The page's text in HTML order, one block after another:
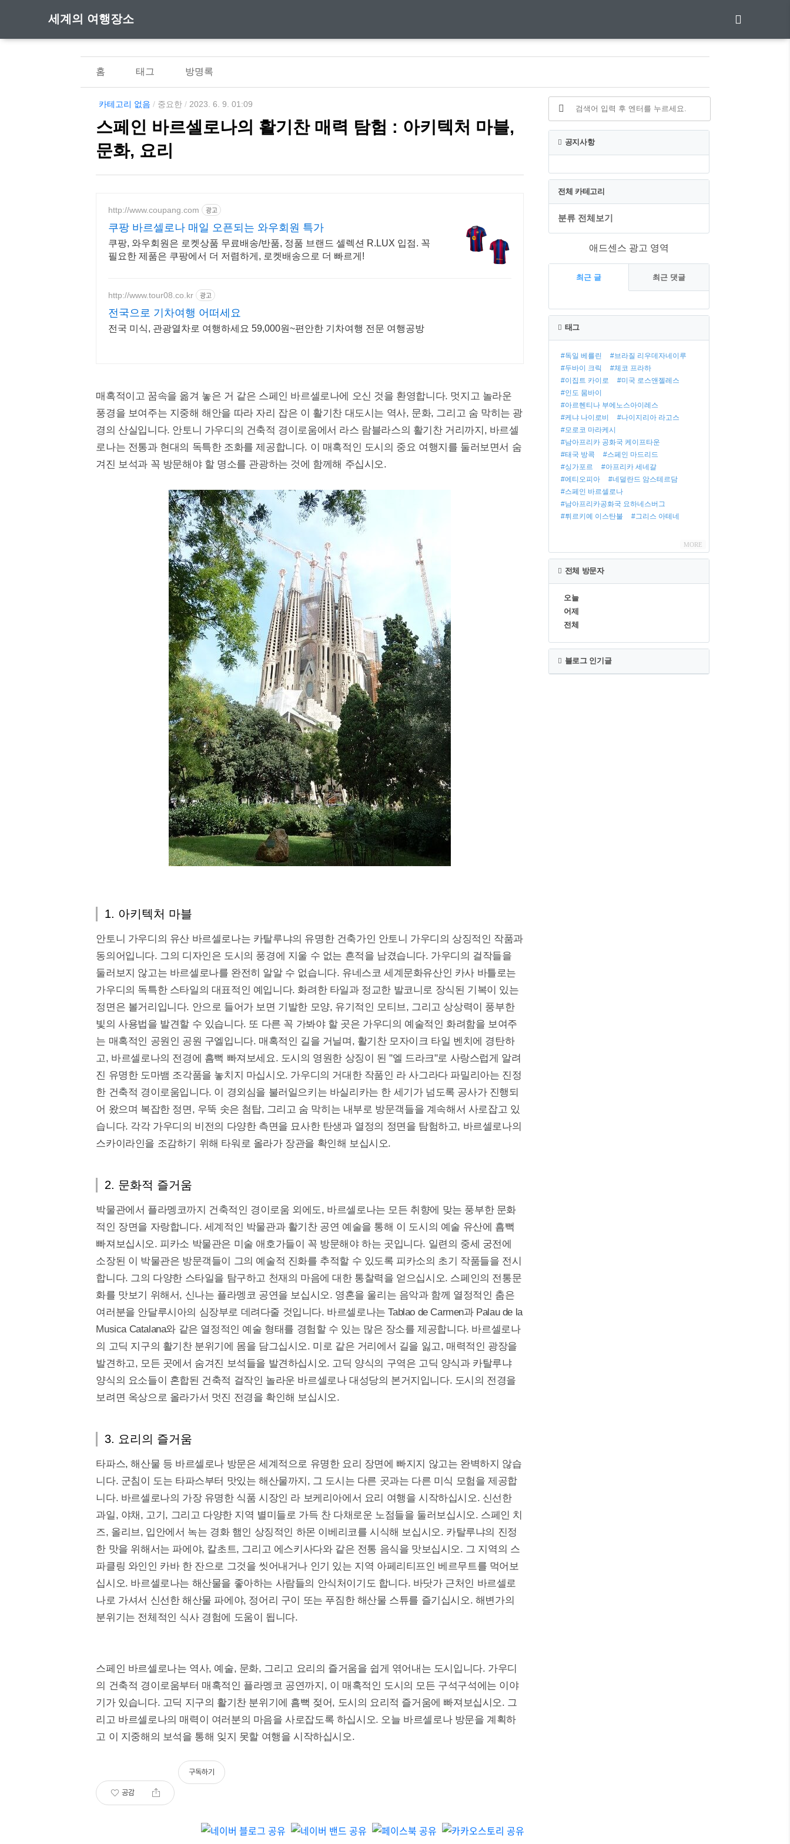
세계의 여행장소
홈 태그 방명록
카테고리 없음 / 중요한 / 2023. 6. 9. 01:09
스페인 바르셀로나의 활기찬 매력 탐험 : 아키텍처 마블,
문화, 요리
http://www.coupang.com 광고
쿠팡 바르셀로나 매일 오픈되는 와우회원 특가
쿠팡, 와우회원은 로켓상품 무료배송/반품, 정품 브랜드 셀렉션 R.LUX 입점. 꼭
필요한 제품은 쿠팡에서 더 저렴하게, 로켓배송으로 더 빠르게!
http://www.tour08.co.kr 광고
전국으로 기차여행 어떠세요
전국 미식, 관광열차로 여행하세요 59,000원~편안한 기차여행 전문 여행공방
매혹적이고 꿈속을 옮겨 놓은 거 같은 스페인 바르셀로나에 오신 것을 환영합니다. 멋지고 놀라운
풍경을 보여주는 지중해 해안을 따라 자리 잡은 이 활기찬 대도시는 역사, 문화, 그리고 숨 막히는 광
경의 산실입니다. 안토니 가우디의 건축적 경이로움에서 라스 람블라스의 활기찬 거리까지, 바르셀
로나는 전통과 현대의 독특한 조화를 제공합니다. 이 매혹적인 도시의 중요 여행지를 둘러보면서 숨
겨진 보석과 꼭 방문해야 할 명소를 관광하는 것에 함께해 주십시오.
1. 아키텍처 마블
안토니 가우디의 유산 바르셀로나는 카탈루냐의 유명한 건축가인 안토니 가우디의 상징적인 작품과
동의어입니다. 그의 디자인은 도시의 풍경에 지울 수 없는 흔적을 남겼습니다. 가우디의 걸작들을
둘러보지 않고는 바르셀로나를 완전히 알알 수 없습니다. 유네스코 세계문화유산인 카사 바틀로는
가우디의 독특한 스타일의 대표적인 예입니다. 화려한 타일과 정교한 발코니로 장식된 기복이 있는
정면은 볼거리입니다. 안으로 들어가 보면 기발한 모양, 유기적인 모티브, 그리고 상상력이 풍부한
빛의 사용법을 발견할 수 있습니다. 또 다른 꼭 가봐야 할 곳은 가우디의 예술적인 화려함을 보여주
는 매혹적인 공원인 공원 구엘입니다. 매혹적인 길을 거닐며, 활기찬 모자이크 타일 벤치에 경탄하
고, 바르셀로나의 전경에 흠뻑 빠져보세요. 도시의 영원한 상징이 된 "엘 드라크"로 사랑스럽게 알려
진 유명한 도마뱀 조각품을 놓치지 마십시오. 가우디의 거대한 작품인 라 사그라다 파밀리아는 진정
한 건축적 경이로움입니다. 이 경외심을 불러일으키는 바실리카는 한 세기가 넘도록 공사가 진행되
어 왔으며 복잡한 정면, 우뚝 솟은 첨탑, 그리고 숨 막히는 내부로 방문객들을 계속해서 사로잡고 있
습니다. 각각 가우디의 비전의 다양한 측면을 묘사한 탄생과 열정의 정면을 탐험하고, 바르셀로나의
스카이라인을 조감하기 위해 타워로 올라가 장관을 확인해 보십시오.
2. 문화적 즐거움
박물관에서 플라멩코까지 건축적인 경이로움 외에도, 바르셀로나는 모든 취향에 맞는 풍부한 문화
적인 장면을 자랑합니다. 세계적인 박물관과 활기찬 공연 예술을 통해 이 도시의 예술 유산에 흠뻑
빠져보십시오. 피카소 박물관은 미술 애호가들이 꼭 방문해야 하는 곳입니다. 일련의 중세 궁전에
소장된 이 박물관은 방문객들이 그의 예술적 진화를 추적할 수 있도록 피카소의 초기 작품들을 전시
합니다. 그의 다양한 스타일을 탐구하고 천재의 마음에 대한 통찰력을 얻으십시오. 스페인의 전통문
화를 맛보기 위해서, 신나는 플라멩코 공연을 보십시오. 영혼을 울리는 음악과 함께 열정적인 춤은
여러분을 안달루시아의 심장부로 데려다줄 것입니다. 바르셀로나는 Tablao de Carmen과 Palau de la
Musica Catalana와 같은 열정적인 예술 형태를 경험할 수 있는 많은 장소를 제공합니다. 바르셀로나
의 고딕 지구의 활기찬 분위기에 몸을 담그십시오. 미로 같은 거리에서 길을 잃고, 매력적인 광장을
발견하고, 모든 곳에서 숨겨진 보석들을 발견하십시오. 고딕 양식의 구역은 고딕 양식과 카탈루냐
양식의 요소들이 혼합된 건축적 걸작인 놀라운 바르셀로나 대성당의 본거지입니다. 도시의 전경을
보려면 옥상으로 올라가서 멋진 전경을 확인해 보십시오.
3. 요리의 즐거움
타파스, 해산물 등 바르셀로나 방문은 세계적으로 유명한 요리 장면에 빠지지 않고는 완벽하지 않습
니다. 군침이 도는 타파스부터 맛있는 해산물까지, 그 도시는 다른 곳과는 다른 미식 모험을 제공합
니다. 바르셀로나의 가장 유명한 식품 시장인 라 보케리아에서 요리 여행을 시작하십시오. 신선한
과일, 야채, 고기, 그리고 다양한 지역 별미들로 가득 찬 다채로운 노점들을 둘러보십시오. 스페인 치
즈, 올리브, 입안에서 녹는 경화 햄인 상징적인 하몬 이베리코를 시식해 보십시오. 카탈루냐의 진정
한 맛을 위해서는 파에야, 칼초트, 그리고 에스키사다와 같은 전통 음식을 맛보십시오. 그 지역의 스
파클링 와인인 카바 한 잔으로 그것을 씻어내거나 인기 있는 지역 아페리티프인 베르무트를 먹어보
십시오. 바르셀로나는 해산물을 좋아하는 사람들의 안식처이기도 합니다. 바닷가 근처인 바르셀로
나로 가셔서 신선한 해산물 파에야, 정어리 구이 또는 푸짐한 해산물 스튜를 즐기십시오. 해변가의
분위기는 전체적인 식사 경험에 도움이 됩니다.
스페인 바르셀로나는 역사, 예술, 문화, 그리고 요리의 즐거움을 쉽게 엮어내는 도시입니다. 가우디
의 건축적 경이로움부터 매혹적인 플라멩코 공연까지, 이 매혹적인 도시의 모든 구석구석에는 이야
기가 있습니다. 고딕 지구의 활기찬 분위기에 흠뻑 젖어, 도시의 요리적 즐거움에 빠져보십시오. 그
리고 바르셀로나의 매력이 여러분의 마음을 사로잡도록 하십시오. 오늘 바르셀로나 방문을 계획하
고 이 지중해의 보석을 통해 잊지 못할 여행을 시작하십시오.
공감
구독하기
공지사항
전체 카테고리
분류 전체보기
애드센스 광고 영역
최근 글 최근 댓글
태그
#독일 베를린
#브라질 리우데자네이루
#두바이 크릭
#체코 프라하
#이집트 카이로
#미국 로스앤젤레스
#인도 뭄바이
#아르헨티나 부에노스아이레스
#케냐 나이로비
#나이지리아 라고스
#모로코 마라케시
#남아프리카 공화국 케이프타운
#태국 방콕
#스페인 마드리드
#싱가포르
#아프리카 세네갈
#에티오피아
#네덜란드 암스테르담
#스페인 바르셀로나
#남아프리카공화국 요하네스버그
#튀르키예 이스탄불
#그리스 아테네
MORE
전체 방문자
오늘
어제
전체
블로그 인기글